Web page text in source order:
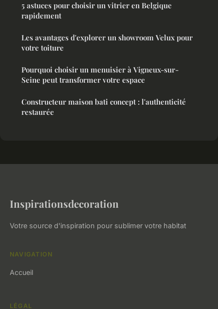
5 astuces pour choisir un vitrier en Belgique
rapidement
Les avantages d'explorer un showroom Velux pour
votre toiture
Pourquoi choisir un menuisier à Vigneux-sur-
Seine peut transformer votre espace
Constructeur maison bati concept : l'authenticité
restaurée
Inspirationsdecoration
Votre source d'inspiration pour sublimer votre habitat
NAVIGATION
Accueil
LÉGAL